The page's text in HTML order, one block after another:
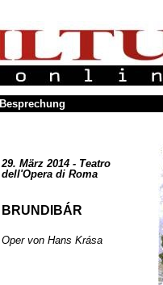
Besprechung
29. März 2014 - Teatro
dell'Opera di Roma
BRUNDIBÁR
Oper von Hans Krása